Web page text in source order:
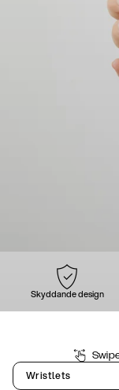
Skyddande design
Wristlets